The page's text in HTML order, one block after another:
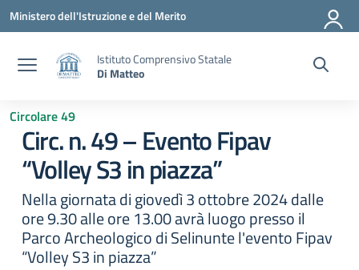
Vai ai contenuti
Vai al menu di navigazione
Vai al footer
Ministero dell'Istruzione e del Merito
Istituto Comprensivo Statale
Di Matteo
Circolare 49
Circ. n. 49 – Evento Fipav
“Volley S3 in piazza”
Nella giornata di giovedì 3 ottobre 2024 dalle
ore 9.30 alle ore 13.00 avrà luogo presso il
Parco Archeologico di Selinunte l'evento Fipav
“Volley S3 in piazza”